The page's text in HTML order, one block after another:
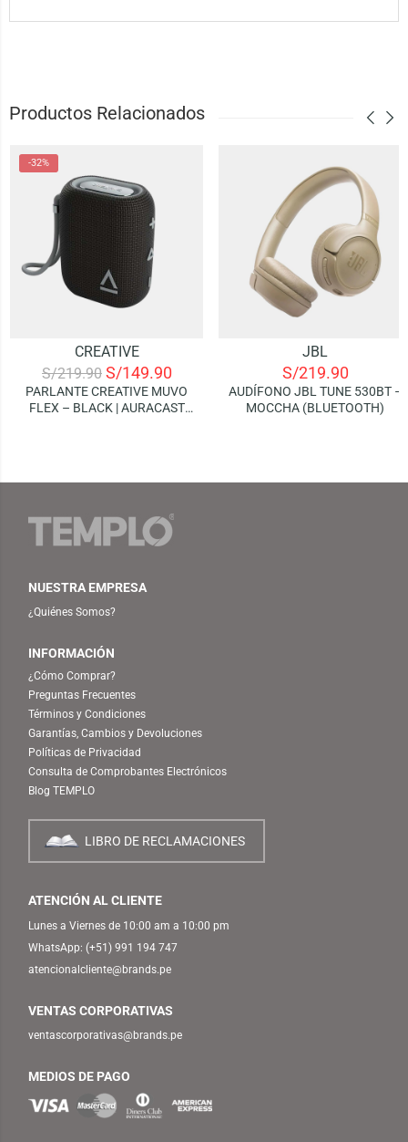
Productos Relacionados
-32%
CREATIVE
S/219.90 S/149.90
PARLANTE CREATIVE MUVO
FLEX – BLACK | AURACAST
JBL
S/219.90
AUDÍFONO JBL TUNE 530BT –
MOCCHA (BLUETOOTH)
NUESTRA EMPRESA
¿Quiénes Somos?
INFORMACIÓN
¿Cómo Comprar?
Preguntas Frecuentes
Términos y Condiciones
Garantías, Cambios y Devoluciones
Políticas de Privacidad
Consulta de Comprobantes Electrónicos
Blog TEMPLO
LIBRO DE RECLAMACIONES
ATENCIÓN AL CLIENTE
Lunes a Viernes de 10:00 am a 10:00 pm
WhatsApp: (+51) 991 194 747
atencionalcliente@brands.pe
VENTAS CORPORATIVAS
ventascorporativas@brands.pe
MEDIOS DE PAGO